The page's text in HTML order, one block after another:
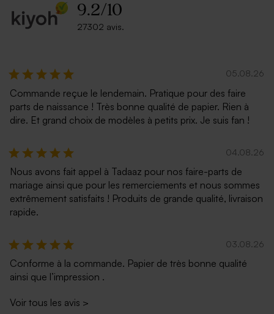
9.2/10
27302 avis.
05.08.26
Commande reçue le lendemain. Pratique pour des faire
parts de naissance ! Très bonne qualité de papier. Rien à
dire. Et grand choix de modèles à petits prix. Je suis fan !
04.08.26
Nous avons fait appel à Tadaaz pour nos faire-parts de
mariage ainsi que pour les remerciements et nous sommes
extrêmement satisfaits ! Produits de grande qualité, livraison
rapide.
03.08.26
Conforme à la commande. Papier de très bonne qualité
ainsi que l’impression .
Voir tous les avis >